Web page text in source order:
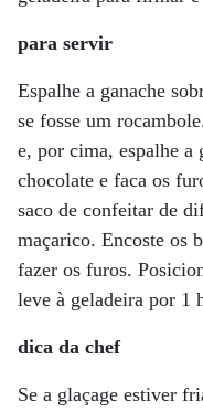
para servir
Espalhe a ganache
se fosse um
e, por cima, espalhe a
chocolate e faca os
saco de confeitar de
maçarico. Encoste os
fazer os furos.
leve à geladeira por 1
dica da chef
Se a glaçage estiver